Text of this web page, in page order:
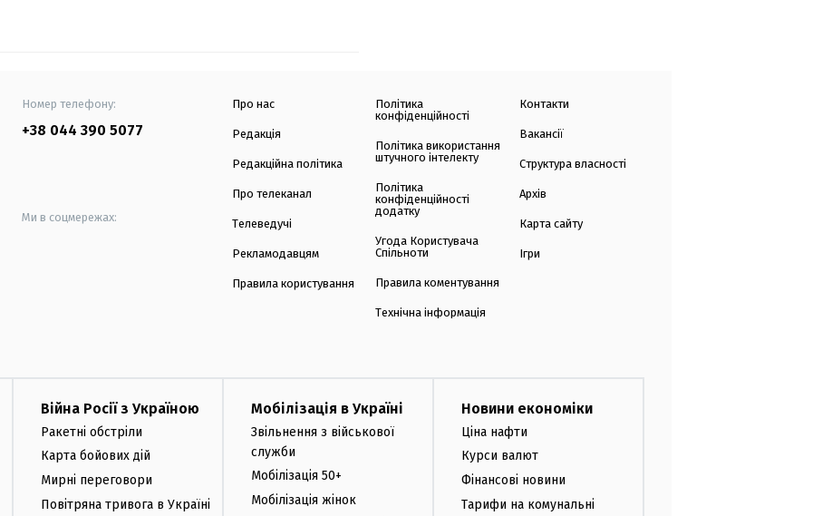
Номер телефону:
+38 044 390 5077
Ми в соцмережах:
Про нас
Редакція
Редакційна політика
Про телеканал
Телеведучі
Рекламодавцям
Правила користування
Політика
конфіденційності
Політика використання
штучного інтелекту
Політика
конфіденційності
додатку
Угода Користувача
Спільноти
Правила коментування
Технічна інформація
Контакти
Вакансії
Структура власності
Архів
Карта сайту
Ігри
Війна Росії з Україною
Ракетні обстріли
Карта бойових дій
Мирні переговори
Повітряна тривога в Україні
Мобілізація в Україні
Звільнення з військової
служби
Мобілізація 50+
Мобілізація жінок
Новини економіки
Ціна нафти
Курси валют
Фінансові новини
Тарифи на комунальні